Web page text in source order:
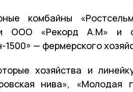
комбайны
ООО «Рекорд А.М» и
— фермерского
хозяйства и
нива», «Молодая